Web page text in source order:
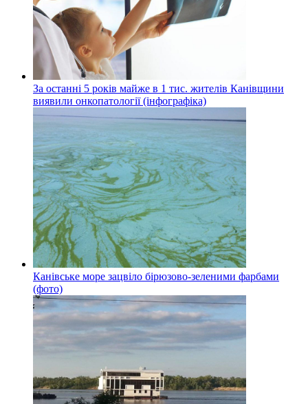
За останні 5 років майже в 1 тис. жителів Канівщини
виявили онкопатології (інфографіка)
Канівське море зацвіло бірюзово-зеленими фарбами
(фото)